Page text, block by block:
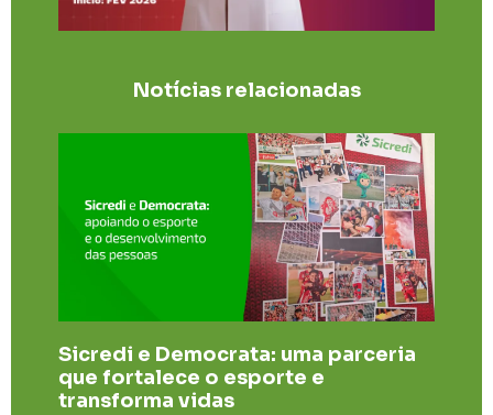
Notícias relacionadas
Sicredi e Democrata: uma parceria
que fortalece o esporte e
transforma vidas